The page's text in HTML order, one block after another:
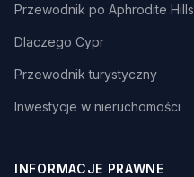
Przewodnik po Aphrodite Hills
Dlaczego Cypr
Przewodnik turystyczny
Inwestycje w nieruchomości
INFORMACJE PRAWNE